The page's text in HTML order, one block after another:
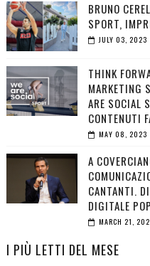
BRUNO
SPORT,
JULY 03, 2023
THINK
MARKETING
ARE SOCIAL
CONTENUTI
MAY 08, 2023
A
CANTANTI.
DIGITALE
MARCH 21,
I PIÙ LETTI DEL MESE